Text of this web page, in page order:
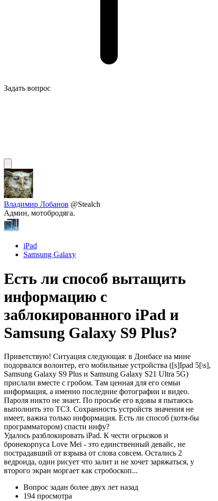
Задать вопрос
Владимир Лобанов @Stealch
Админ, мотобродяга.
iPad
Samsung Galaxy
Есть ли способ вытащить
информацию с
заблокированного iPad и
Samsung Galaxy S9 Plus?
Приветствую! Ситуация следующая: в Донбасе на мине
подорвался волонтер, его мобильные устройства ([s]Ipad 5[\s],
Samsung Galaxy S9 Plus и Samsung Galaxy S21 Ultra 5G)
прислали вместе с гробом. Там ценная для его семьи
информация, а именно последние фотографии и видео.
Пароля никто не знает. По просьбе его вдовы я пытаюсь
выполнить это ТСЗ. Сохранность устройств значения не
имеет, важна только информация. Есть ли способ (хотя-бы
программатором) спасти инфу?
Удалось разблокировать iPad. К чести огрызков и
бронекорпуса Love Mei - это единственный девайс, не
пострадавший от взрыва от слова совсем. Остались 2
ведроида, один рисует что залит и не хочет заряжаться, у
второго экран моргает как стробоскоп...
Вопрос задан более двух лет назад
194 просмотра